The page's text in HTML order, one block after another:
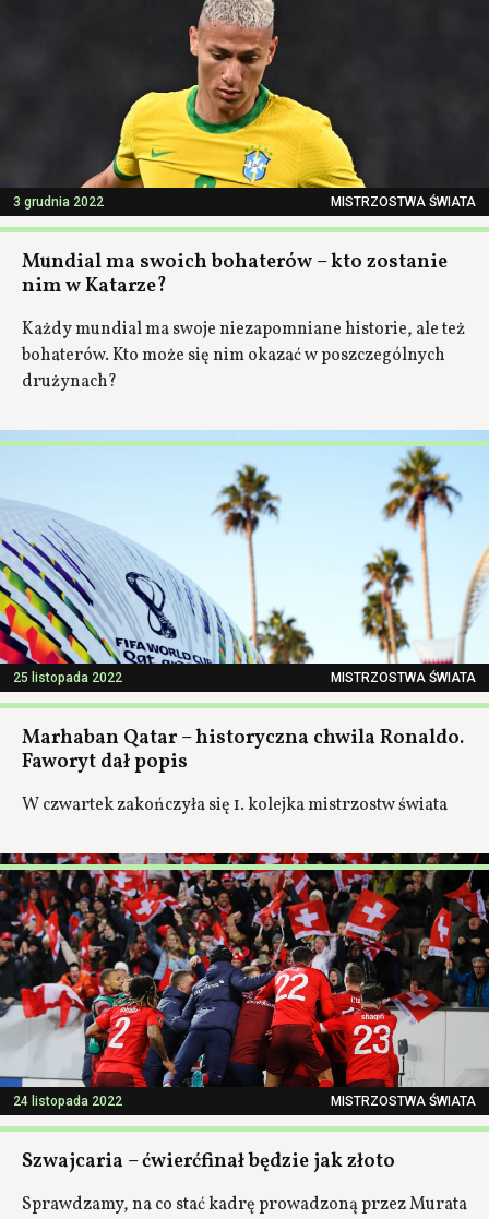
3 grudnia 2022 MISTRZOSTWA ŚWIATA
Mundial ma swoich bohaterów – kto zostanie
nim w Katarze?
Każdy mundial ma swoje niezapomniane historie, ale też
bohaterów. Kto może się nim okazać w poszczególnych
drużynach?
25 listopada 2022 MISTRZOSTWA ŚWIATA
Marhaban Qatar – historyczna chwila Ronaldo.
Faworyt dał popis
W czwartek zakończyła się 1. kolejka mistrzostw świata
24 listopada 2022 MISTRZOSTWA ŚWIATA
Szwajcaria – ćwierćfinał będzie jak złoto
Sprawdzamy, na co stać kadrę prowadzoną przez Murata